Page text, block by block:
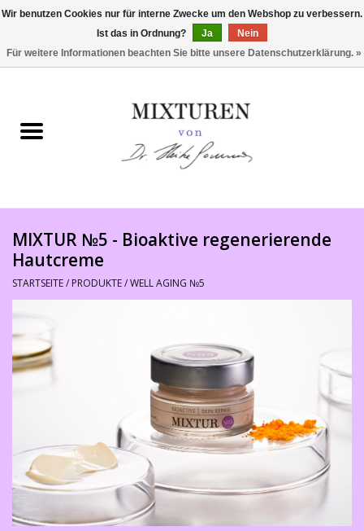
SHOP
Kundenstimmen
MIXTUR №5 - Bioaktive regenerierende
Hautcreme
STARTSEITE/ PRODUKTE/WELL AGING №5
Wir benutzen Cookies nur für interne Zwecke um den Webshop zu verbessern.
Ist das in Ordnung?
Ja
Nein
Für weitere Informationen beachten Sie bitte unsere Datenschutzerklärung. »